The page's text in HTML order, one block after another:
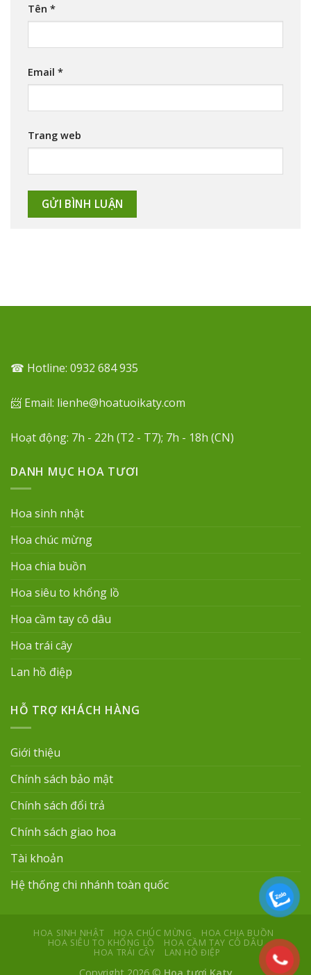
Tên *
Email *
Trang web
☎ Hotline: 0932 684 935
📨 Email: lienhe@hoatuoikaty.com
Hoạt động: 7h - 22h (T2 - T7); 7h - 18h (CN)
DANH MỤC HOA TƯƠI
Hoa sinh nhật
Hoa chúc mừng
Hoa chia buồn
Hoa siêu to khổng lồ
Hoa cầm tay cô dâu
Hoa trái cây
Lan hồ điệp
HỖ TRỢ KHÁCH HÀNG
Giới thiệu
Chính sách bảo mật
Chính sách đổi trả
Chính sách giao hoa
Tài khoản
Hệ thống chi nhánh toàn quốc
HOA SINH NHẬT HOA CHÚC MỪNG
HOA CHIA BUỒN
HOA SIÊU TO KHỔNG LỒ
HOA CẦM TAY CÔ DÂU
HOA TRÁI CÂY
LAN HỒ ĐIỆP
Copyright 2026 © Hoa tươi Katy